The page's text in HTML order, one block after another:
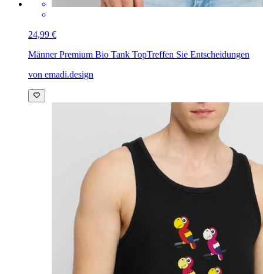
24,99 €
Männer Premium Bio Tank TopTreffen Sie Entscheidungen
von emadi.design